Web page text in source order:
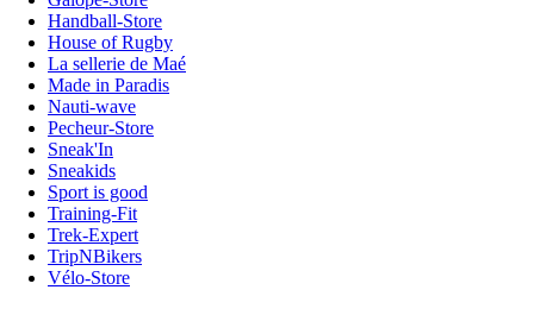
Handball-Store
House of Rugby
La sellerie de Maé
Made in Paradis
Nauti-wave
Pecheur-Store
Sneak'In
Sneakids
Sport is good
Training-Fit
Trek-Expert
TripNBikers
Vélo-Store